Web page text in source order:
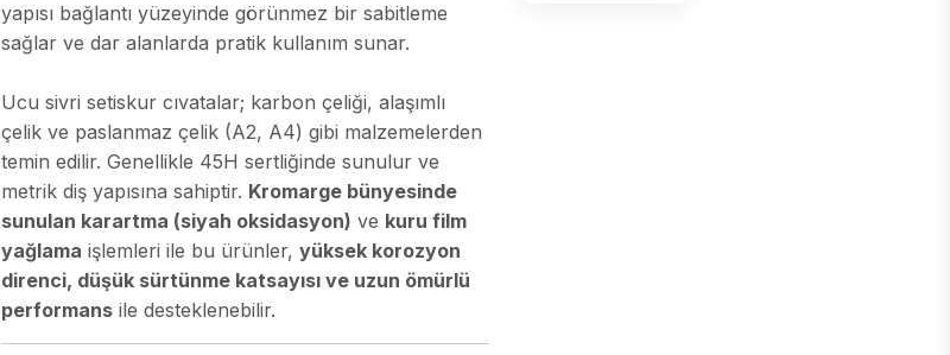
yapısı bağlantı yüzeyinde görünmez bir sabitleme
sağlar ve dar alanlarda pratik kullanım sunar.
Ucu sivri setiskur cıvatalar; karbon çeliği, alaşımlı
çelik ve paslanmaz çelik (A2, A4) gibi malzemelerden
temin edilir. Genellikle 45H sertliğinde sunulur ve
metrik diş yapısına sahiptir. Kromarge bünyesinde
sunulan karartma (siyah oksidasyon) ve kuru film
yağlama işlemleri ile bu ürünler, yüksek korozyon
direnci, düşük sürtünme katsayısı ve uzun ömürlü
performansile desteklenebilir.